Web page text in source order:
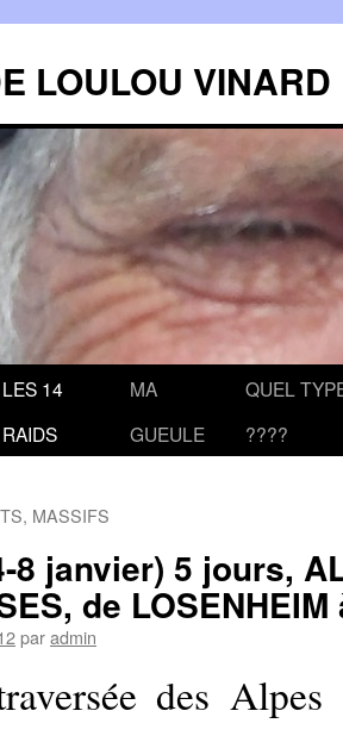
LOULOU VINARD
LES 14
RAIDS
MA
GUEULE
QUEL
????
MASSIFS
8 janvier) 5 jours,
de LOSENHEIM
paradmin
des